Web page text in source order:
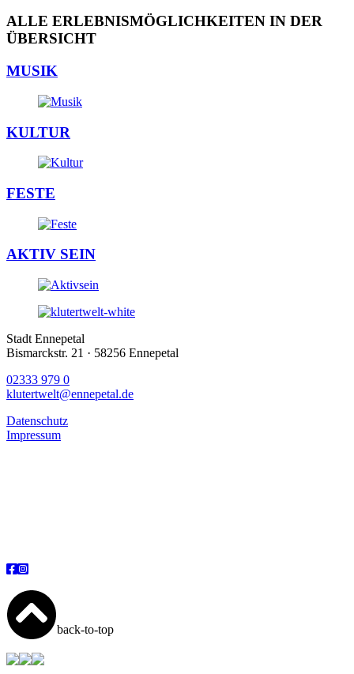
ALLE ERLEBNISMÖGLICHKEITEN IN DER
ÜBERSICHT
MUSIK
KULTUR
FESTE
AKTIV SEIN
Stadt Ennepetal
Bismarckstr. 21 · 58256 Ennepetal
02333 979 0
klutertwelt@ennepetal.de
Datenschutz
Impressum
back-to-top